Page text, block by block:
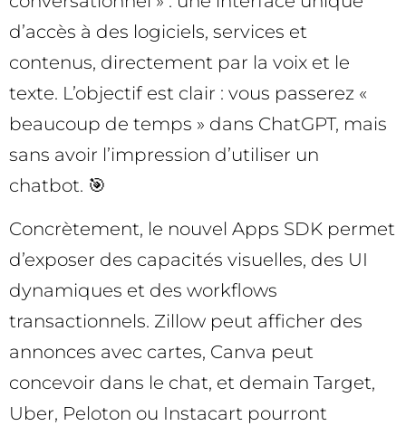
d’accès à des logiciels, services et
contenus, directement par la voix et le
texte. L’objectif est clair : vous passerez «
beaucoup de temps » dans ChatGPT, mais
sans avoir l’impression d’utiliser un
chatbot. 🎯
Concrètement, le nouvel Apps SDK permet
d’exposer des capacités visuelles, des UI
dynamiques et des workflows
transactionnels. Zillow peut afficher des
annonces avec cartes, Canva peut
concevoir dans le chat, et demain Target,
Uber, Peloton ou Instacart pourront